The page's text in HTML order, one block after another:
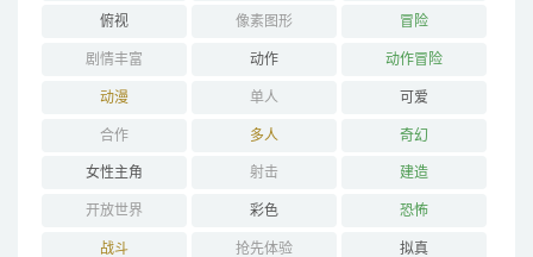
俯视 像素图形 冒险
剧情丰富 动作 动作冒险
动漫 单人 可爱
合作 多人 奇幻
女性主角 射击 建造
开放世界 彩色 恐怖
战斗 抢先体验 拟真